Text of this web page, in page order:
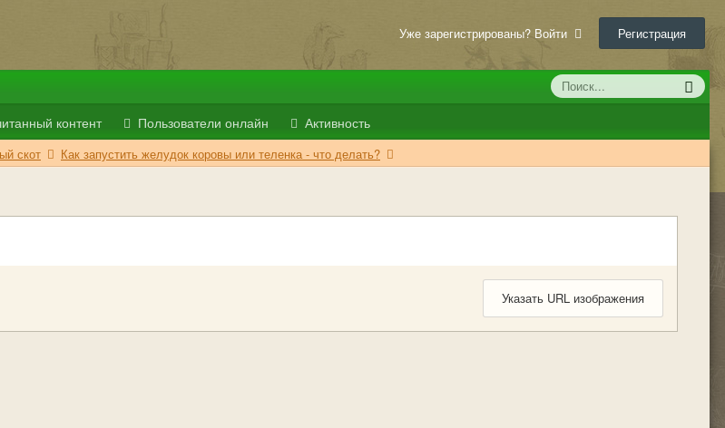
Уже зарегистрированы? Войти Регистрация
контент Пользователи онлайн Активность
скот Как запустить желудок коровы или теленка - что делать?
Указать URL изображения